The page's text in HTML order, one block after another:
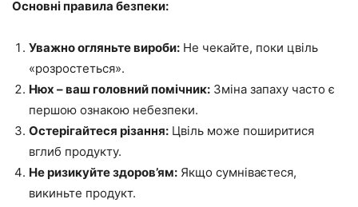
Основні правила безпеки:
Уважно огляньте вироби: Не чекайте, поки цвіль
«розростеться».
Нюх – ваш головний помічник: Зміна запаху часто є
першою ознакою небезпеки.
Остерігайтеся різання: Цвіль може поширитися
вглиб продукту.
Не ризикуйте здоров’ям: Якщо сумніваєтеся,
викиньте продукт.